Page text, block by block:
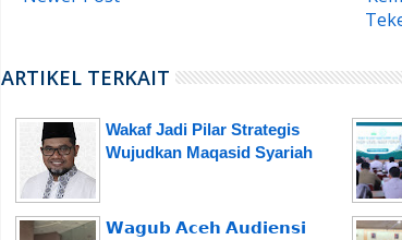
ARTIKEL TERKAIT
Wakaf Jadi Pilar Strategis
Wujudkan Maqasid Syariah
𝗪𝗮𝗴𝘂𝗯 𝗔𝗰𝗲𝗵 𝗔𝘂𝗱𝗶𝗲𝗻𝘀𝗶